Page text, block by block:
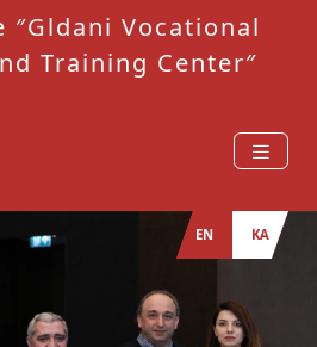
″Gldani Vocational
Training Center″
EN KA